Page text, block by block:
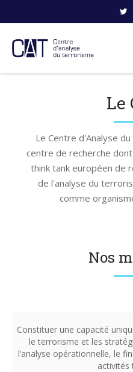
Le
Le Centre d'Analyse
centre de recherche
think tank européen de
de l'analyse du
comme
Nos
Constituer une capacité
le terrorisme et les
l’analyse opérationnelle, le
activités